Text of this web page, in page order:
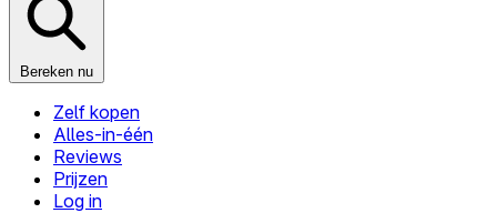
Bereken nu
Zelf kopen
Alles-in-één
Reviews
Prijzen
Log in